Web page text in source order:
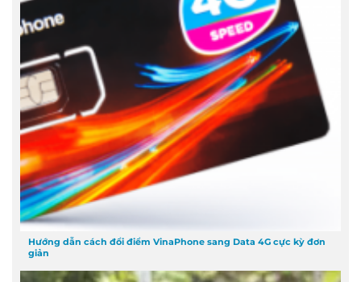
Hướng dẫn cách đổi điểm VinaPhone sang Data 4G cực kỳ đơn
giản